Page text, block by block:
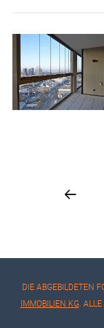
DIE ABGEBILDETEN
IMMOBILIEN KG. ALLE